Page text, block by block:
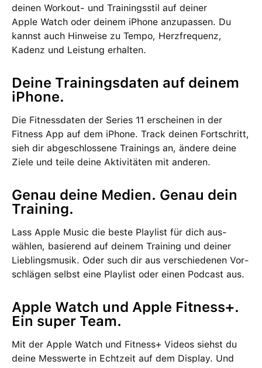
deinen Workout- und Trainingsstil auf deiner
Apple Watch oder deinem iPhone anzu­passen. Du
kannst auch Hin­weise zu Tempo, Herz­frequenz,
Kadenz und Leistung erhalten.
Deine Trainings­daten auf deinem
iPhone.
Die Fitness­daten der Series 11 erscheinen in der
Fitness App auf dem iPhone. Track deinen Fort­schritt,
sieh dir abge­schlos­sene Trainings an, ändere deine
Ziele und teile deine Aktivi­täten mit anderen.
Genau deine Medien. Genau dein
Training.
Lass Apple Music die beste Playlist für dich aus­
wählen, basie­rend auf deinem Training und deiner
Lieblings­musik. Oder such dir aus ver­schie­denen Vor­
schlägen selbst eine Playlist oder einen Podcast aus.
Apple Watch und Apple Fitness+.
Ein super Team.
Mit der Apple Watch und Fitness+ Videos siehst du
deine Mess­werte in Echt­zeit auf dem Display. Und